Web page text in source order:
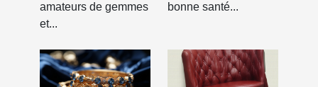
amateurs de gemmes
et...
bonne santé...